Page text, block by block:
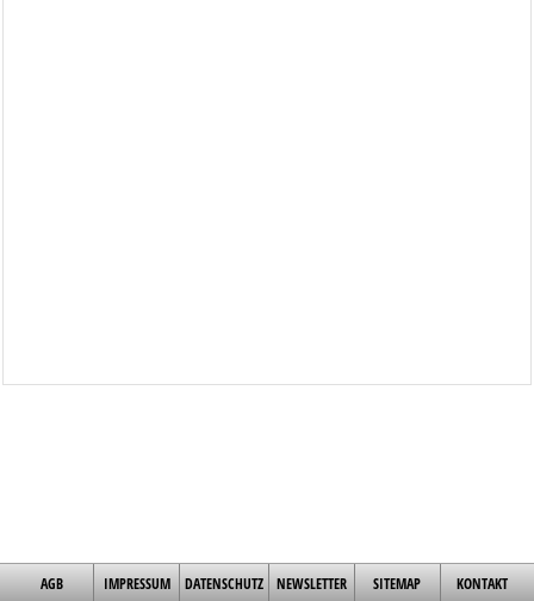
AGB IMPRESSUM DATENSCHUTZ NEWSLETTER SITEMAP KONTAKT